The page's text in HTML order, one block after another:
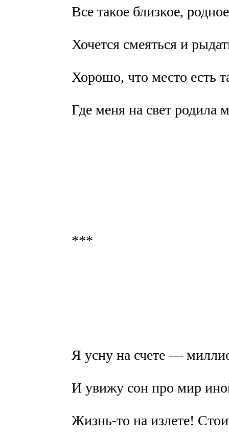
Все такое близкое,
Хочется смеяться и
Хорошо, что место есть
Где меня на свет родила
***
Я усну на счете —
И увижу сон про мир
Жизнь-то на излете!